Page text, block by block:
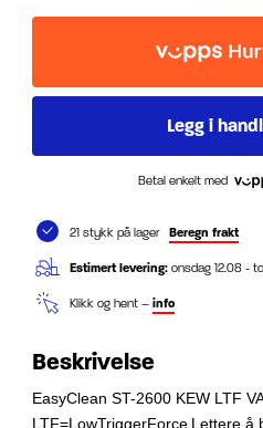
Betal enkelt med
21 stykk på lager Beregn frakt
Estimert levering: onsdag 12.08 -
Klikk og hent – info
Beskrivelse
EasyClean ST-2600 KEW LTF
LTF=LowTriggerForce Lettere å